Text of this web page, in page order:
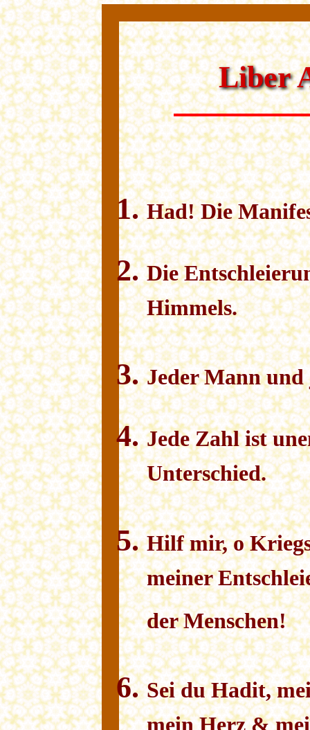
Liber
Had! Die
Die
Himmels.
Jeder Mann
Jede Zahl ist
Unterschied.
Hilf mir, o
meiner
der Menschen!
Sei du Hadit,